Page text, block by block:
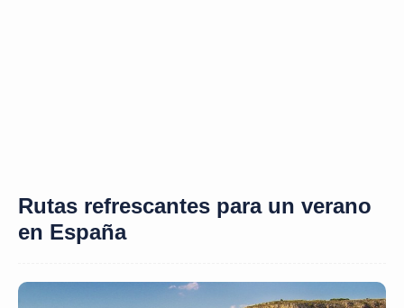
Rutas refrescantes para un verano
en España